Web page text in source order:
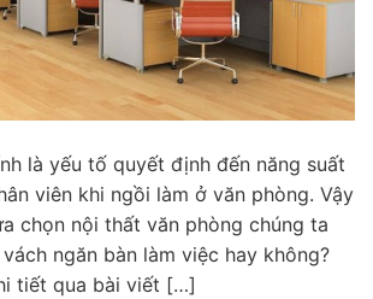
là yếu tố quyết định đến năng suất
viên khi ngồi làm ở văn phòng. Vậy
chọn nội thất văn phòng chúng ta
ngăn bàn làm việc hay không?
tiết qua bài viết […]